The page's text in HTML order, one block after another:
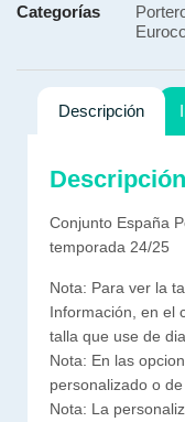
Categorías
Descripción
Descripción
Conjunto España
temporada 24/25
Nota: Para ver la
Información, en el
talla que use de
Nota: En las
personalizado o
Nota: La